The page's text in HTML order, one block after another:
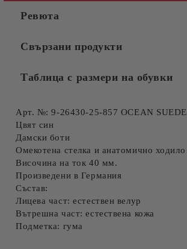
Ревюта
Свързани продукти
Таблица с размери на обувки
Арт. №: 9-26430-25-857 OCEAN SUEDE
Цвят син
Дамски боти
Омекотена стелка и анатомично ходило
Височина на ток 40 мм.
Произведени в Германия
Състав:
Лицева част: естествен велур
Вътрешна част: естествена кожа
Подметка: гума